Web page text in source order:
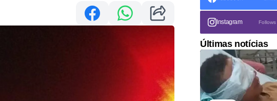
Instagram Follows
Últimas notícias